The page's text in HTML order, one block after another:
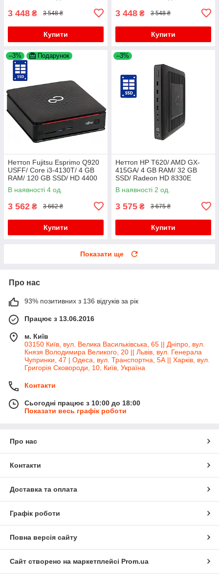
3 448 ₴ 3 548 ₴
Купити
3 448 ₴ 3 548 ₴
Купити
–3% Подарунок
Неттоп Fujitsu Esprimo Q920
USFF/ Core i3-4130T/ 4 GB
RAM/ 120 GB SSD/ HD 4400
В наявності 4 од.
3 562 ₴ 3 662 ₴
Купити
–3%
Неттоп HP T620/ AMD GX-
415GA/ 4 GB RAM/ 32 GB
SSD/ Radeon HD 8330E
В наявності 2 од.
3 575 ₴ 3 675 ₴
Купити
Показати ще
Про нас
93% позитивних з 136 відгуків за рік
Працює з 13.06.2016
м. Київ
03150 Київ, вул. Велика Васильківська, 65 || Дніпро, вул.
Князя Володимира Великого, 20 || Львів, вул. Генерала
Чупринки, 47 | Одеса, вул. Транспортна, 5А || Харків, вул.
Григорія Сковороди, 10, Київ, Україна
Контакти
Сьогодні працює з 10:00 до 18:00
Показати весь графік роботи
Про нас
Контакти
Доставка та оплата
Графік роботи
Повна версія сайту
Сайт створено на маркетплейсі Prom.ua